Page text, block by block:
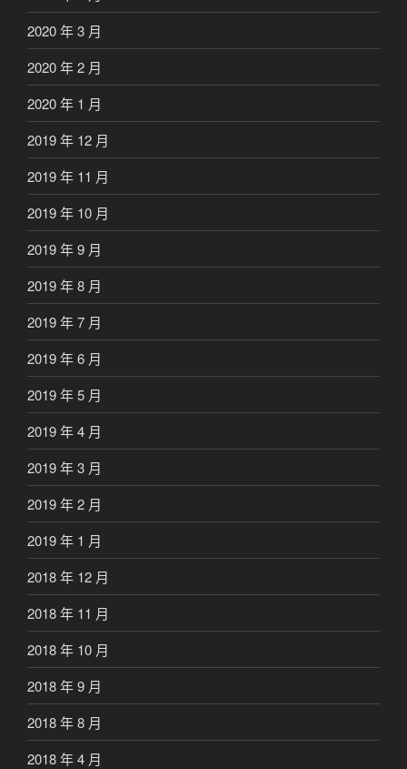
2020 年 3 月
2020 年 2 月
2020 年 1 月
2019 年 12 月
2019 年 11 月
2019 年 10 月
2019 年 9 月
2019 年 8 月
2019 年 7 月
2019 年 6 月
2019 年 5 月
2019 年 4 月
2019 年 3 月
2019 年 2 月
2019 年 1 月
2018 年 12 月
2018 年 11 月
2018 年 10 月
2018 年 9 月
2018 年 8 月
2018 年 4 月